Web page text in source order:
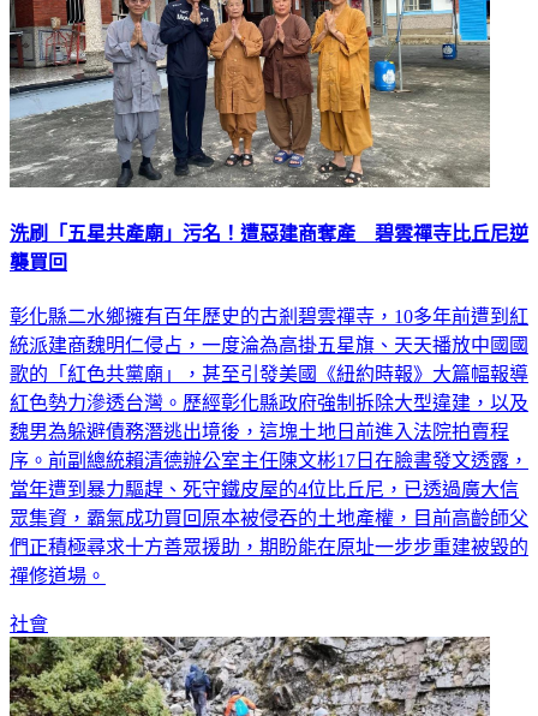
洗刷「五星共產廟」污名！遭惡建商奪產 碧雲禪寺比丘尼逆
襲買回
彰化縣二水鄉擁有百年歷史的古剎碧雲禪寺，10多年前遭到紅
統派建商魏明仁侵占，一度淪為高掛五星旗、天天播放中國國
歌的「紅色共黨廟」，甚至引發美國《紐約時報》大篇幅報導
紅色勢力滲透台灣。歷經彰化縣政府強制拆除大型違建，以及
魏男為躲避債務潛逃出境後，這塊土地日前進入法院拍賣程
序。前副總統賴清德辦公室主任陳文彬17日在臉書發文透露，
當年遭到暴力驅趕、死守鐵皮屋的4位比丘尼，已透過廣大信
眾集資，霸氣成功買回原本被侵吞的土地產權，目前高齡師父
們正積極尋求十方善眾援助，期盼能在原址一步步重建被毀的
禪修道場。
社會